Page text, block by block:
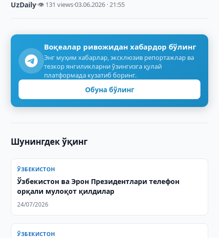
UzDaily·👁 131 views·03.06.2026 · 21:55
Воқеалар ривожидан хабардор бўлинг
Энг муҳим хабарлар, эксклюзив репортажлар ва
тезкор янгиликларни ўзингизга қулай
платформада кузатиб боринг.
Обуна бўлинг
Шунингдек ўқинг
ЎЗБЕКИСТОН
Ўзбекистон ва Эрон Президентлари телефон
орқали мулоқот қилдилар
24/07/2026
ЎЗБЕКИСТОН